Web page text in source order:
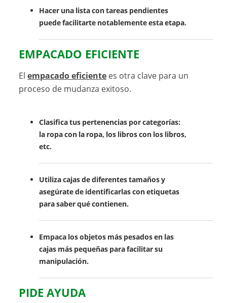
Hacer una lista con tareas pendientes
puede facilitarte notablemente esta etapa.
EMPACADO EFICIENTE
Elempacado eficiente es otra clave para un
proceso de mudanza exitoso.
Clasifica tus pertenencias por categorías:
la ropa con la ropa, los libros con los libros,
etc.
Utiliza cajas de diferentes tamaños y
asegúrate de identificarlas con etiquetas
para saber qué contienen.
Empaca los objetos más pesados en las
cajas más pequeñas para facilitar su
manipulación.
PIDE AYUDA